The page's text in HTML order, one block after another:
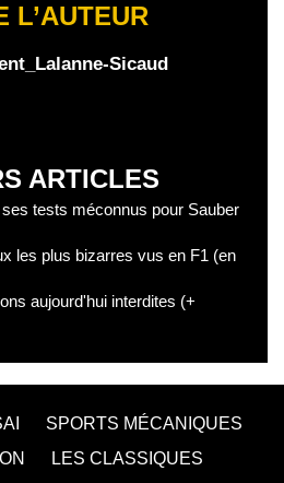
L’AUTEUR
Sicaud
ARTICLES
tests méconnus pour Sauber
les plus bizarres vus en F1 (en
aujourd'hui interdites (+
SPORTS MÉCANIQUES
LES CLASSIQUES